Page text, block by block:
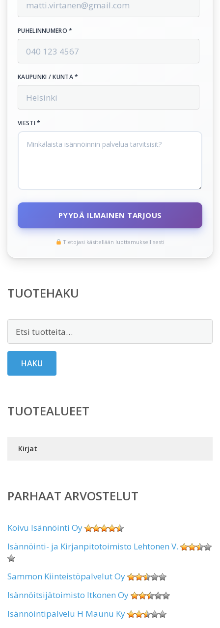
PUHELINNUMERO *
KAUPUNKI / KUNTA *
VIESTI *
PYYDÄ ILMAINEN TARJOUS
Tietojasi käsitellään luottamuksellisesti
TUOTEHAKU
HAKU
TUOTEALUEET
Kirjat
PARHAAT ARVOSTELUT
Koivu Isännöinti Oy
Isännöinti- ja Kirjanpitotoimisto Lehtonen V.
Sammon Kiinteistöpalvelut Oy
Isännöitsijätoimisto Itkonen Oy
Isännöintipalvelu H Maunu Ky